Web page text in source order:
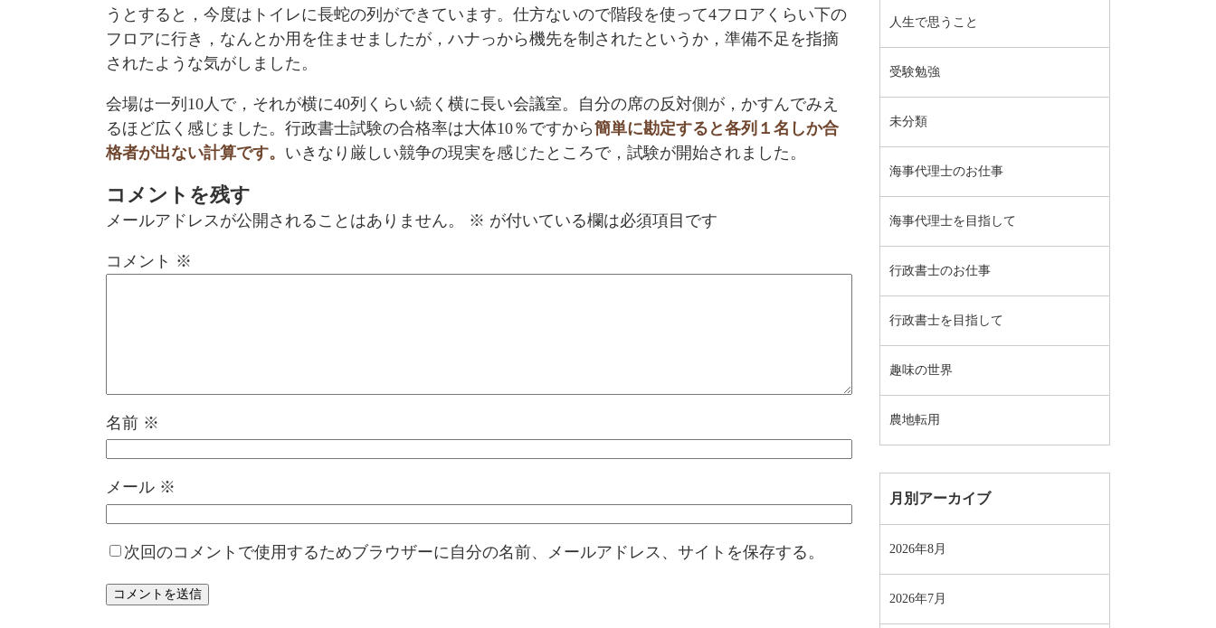
うとすると，今度はトイレに長蛇の列ができています。仕方ないので階段を使って4フロアくらい下の
フロアに行き，なんとか用を住ませましたが，ハナっから機先を制されたというか，準備不足を指摘
されたような気がしました。
会場は一列10人で，それが横に40列くらい続く横に長い会議室。自分の席の反対側が，かすんでみえ
るほど広く感じました。行政書士試験の合格率は大体10％ですから簡単に勘定すると各列１名しか合
格者が出ない計算です。 いきなり厳しい競争の現実を感じたところで，試験が開始されました。
コメントを残す
メールアドレスが公開されることはありません。 ※ が付いている欄は必須項目です
コメント ※
名前 ※
メール ※
次回のコメントで使用するためブラウザーに自分の名前、メールアドレス、サイトを保存する。
人生で思うこと
受験勉強
未分類
海事代理士のお仕事
海事代理士を目指して
行政書士のお仕事
行政書士を目指して
趣味の世界
農地転用
月別アーカイブ
2026年8月
2026年7月